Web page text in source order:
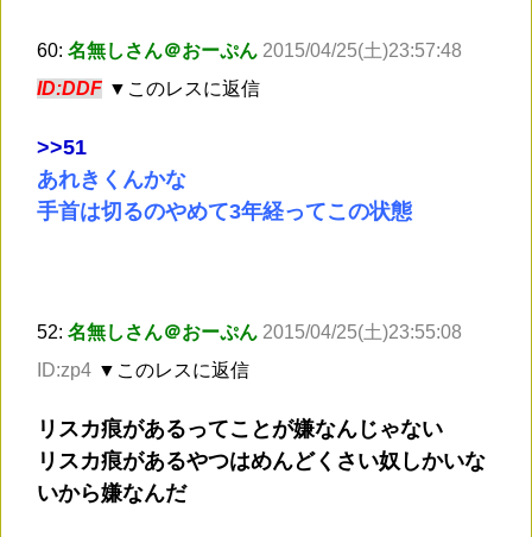
60: 名無しさん＠おーぷん 2015/04/25(土)23:57:48
ID:DDF ▼このレスに返信
>>51
あれきくんかな
手首は切るのやめて3年経ってこの状態
52: 名無しさん＠おーぷん 2015/04/25(土)23:55:08
ID:zp4 ▼このレスに返信
リスカ痕があるってことが嫌なんじゃない
リスカ痕があるやつはめんどくさい奴しかいな
いから嫌なんだ